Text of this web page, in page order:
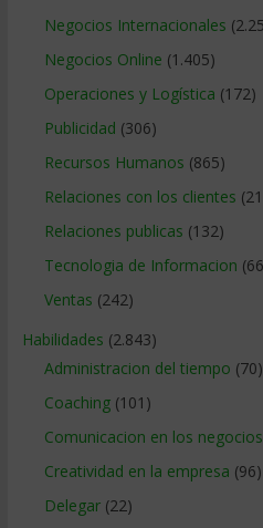
Negocios Internacionales
Negocios Online (1.405)
Operaciones y Logística (172)
Publicidad (306)
Recursos Humanos (865)
Relaciones con los clientes
Relaciones publicas (132)
Tecnologia de Informacion
Ventas (242)
Habilidades (2.843)
Administracion del tiempo (70)
Coaching(101)
Comunicacion en los negocios
Creatividad en la empresa (96)
Delegar(22)